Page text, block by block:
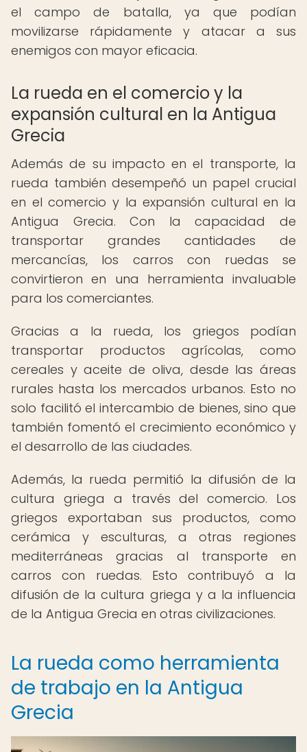
el campo de batalla, ya que podían
movilizarse rápidamente y atacar a sus
enemigos con mayor eficacia.
La rueda en el comercio y la
expansión cultural en la Antigua
Grecia
Además de su impacto en el transporte, la
rueda también desempeñó un papel crucial
en el comercio y la expansión cultural en la
Antigua Grecia. Con la capacidad de
transportar grandes cantidades de
mercancías, los carros con ruedas se
convirtieron en una herramienta invaluable
para los comerciantes.
Gracias a la rueda, los griegos podían
transportar productos agrícolas, como
cereales y aceite de oliva, desde las áreas
rurales hasta los mercados urbanos. Esto no
solo facilitó el intercambio de bienes, sino que
también fomentó el crecimiento económico y
el desarrollo de las ciudades.
Además, la rueda permitió la difusión de la
cultura griega a través del comercio. Los
griegos exportaban sus productos, como
cerámica y esculturas, a otras regiones
mediterráneas gracias al transporte en
carros con ruedas. Esto contribuyó a la
difusión de la cultura griega y a la influencia
de la Antigua Grecia en otras civilizaciones.
La rueda como herramienta
de trabajo en la Antigua
Grecia